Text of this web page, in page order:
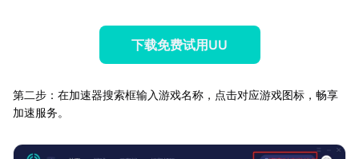
下载免费试用UU
第二步：在加速器搜索框输入游戏名称，点击对应游戏图标，畅享
加速服务。